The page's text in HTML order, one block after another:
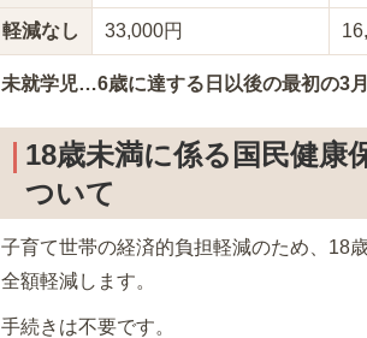
軽減なし 33,000円
未就学児…6歳に達する日以後の最初の3
18歳未満に係る国民健康
ついて
子育て世帯の経済的負担軽減のため、18
全額軽減します。
手続きは不要です。